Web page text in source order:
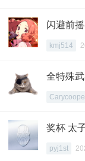
闪避前
kmj514
全特殊
奖杯 太
pyj1st